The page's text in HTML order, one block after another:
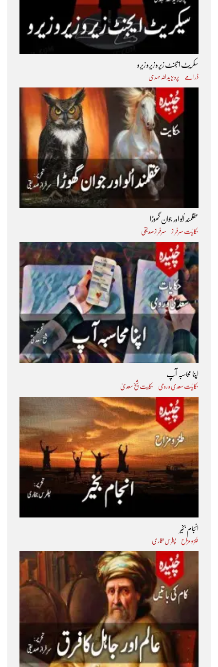
سکریٹ ایجنٹ زیرو زیرو زیرو
ڈرامے پرویز ید اللہ مہدی
عقلمند اُلّو اور جوان گھوڑا
حکایات سرفراز سرفراز صدیقی
اپنا محاسبہ آپ
حکایات سعدی و رومی حکایت شیخ سعدیؒ
انجام بخیر
طنز و مزاح پطرس بخاری